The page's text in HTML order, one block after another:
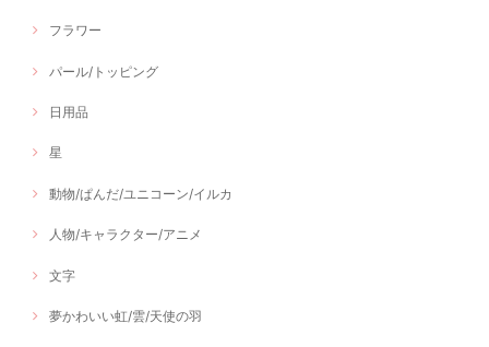
フラワー
パール/トッピング
日用品
星
動物/ぱんだ/ユニコーン/イルカ
人物/キャラクター/アニメ
文字
夢かわいい虹/雲/天使の羽